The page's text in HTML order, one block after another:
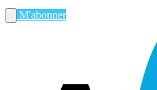
M'abonner